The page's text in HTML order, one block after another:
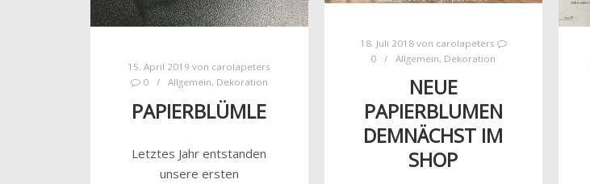
15. April 2019 von carolapeters
0
Allgemein, Dekoration
PAPIERBLÜMLE
Letztes Jahr entstanden
unsere ersten
18. Juli 2018von carolapeters
0
Allgemein, Dekoration
NEUE
PAPIERBLUMEN
DEMNÄCHST IM
SHOP